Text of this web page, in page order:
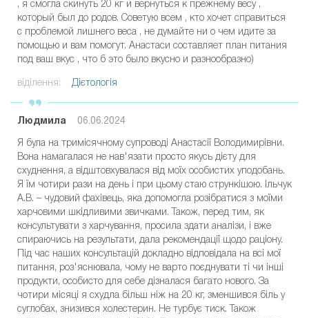
, я смогла скинуть 20 кг и вернуться к прежнему весу ,
который был до родов. Советую всем , кто хочет справиться
с проблемой лишнего веса , не думайте ни о чем идите за
помощью и вам помогут. Анастаси составляет план питания
под ваш вкус , что б это было вкусно и разнообразно)
віділення: Дієтологія
Людмила 06.06.2024
Я була на тримісячному супроводі Анастасії Володимирівни.
Вона намагалася не нав'язати просто якусь дієту для
схуднення, а відштовхувалася від моїх особистих уподобань.
Я їм чотири рази на день і при цьому стаю стрункішою. Ільчук
А.В. – чудовий фахівець, яка допомогла розібратися з моїми
харчовими шкідливими звичками. Також, перед тим, як
консультувати з харчування, просила здати аналізи, і вже
спираючись на результати, дала рекомендації щодо раціону.
Під час наших консультацій докладно відповідала на всі мої
питання, роз'яснювала, чому не варто поєднувати ті чи інші
продукти, особисто для себе дізналася багато нового. За
чотири місяці я схудла більш ніж на 20 кг, зменшився біль у
суглобах, знизився холестерин. Не турбує тиск. Також